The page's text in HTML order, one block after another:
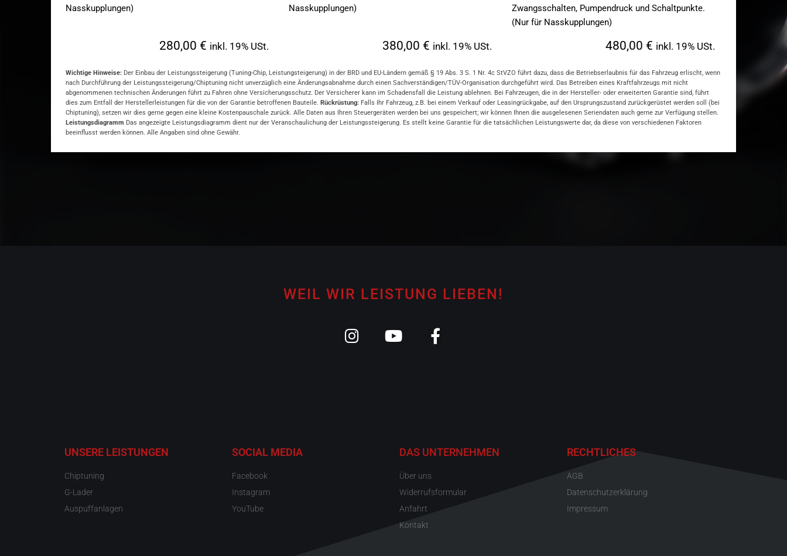
Nasskupplungen)
280,00 € inkl. 19% USt.
Nasskupplungen)
380,00 € inkl. 19% USt.
Zwangsschalten, Pumpendruck und Schaltpunkte.
(Nur für Nasskupplungen)
480,00 € inkl. 19% USt.
Wichtige Hinweise: Der Einbau der Leistungssteigerung (Tuning-Chip, Leistungsteigerung) in der BRD und EU-Ländern gemäß § 19 Abs. 3 S. 1 Nr. 4c StVZO führt dazu, dass die Betriebserlaubnis für das Fahrzeug erlischt, wenn
nach Durchführung der Leistungssteigerung/Chiptuning nicht unverzüglich eine Änderungsabnahme durch einen Sachverständigen/TÜV-Organisation durchgeführt wird. Das Betreiben eines Kraftfahrzeugs mit nicht
abgenommenen technischen Änderungen führt zu Fahren ohne Versicherungsschutz. Der Versicherer kann im Schadensfall die Leistung ablehnen. Bei Fahrzeugen, die in der Hersteller- oder erweiterten Garantie sind, führt
dies zum Entfall der Herstellerleistungen für die von der Garantie betroffenen Bauteile. Rückrüstung: Falls Ihr Fahrzeug, z.B. bei einem Verkauf oder Leasingrückgabe, auf den Ursprungszustand zurückgerüstet werden soll (bei
Chiptuning), setzen wir dies gerne gegen eine kleine Kostenpauschale zurück. Alle Daten aus Ihren Steuergeräten werden bei uns gespeichert; wir können Ihnen die ausgelesenen Seriendaten auch gerne zur Verfügung stellen.
Leistungsdiagramm Das angezeigte Leistungsdiagramm dient nur der Veranschaulichung der Leistungssteigerung. Es stellt keine Garantie für die tatsächlichen Leistungswerte dar, da diese von verschiedenen Faktoren
beeinflusst werden können. Alle Angaben sind ohne Gewähr.
WEIL WIR LEISTUNG LIEBEN!
UNSERE LEISTUNGEN
Chiptuning
G-Lader
Auspuffanlagen
SOCIAL MEDIA
Facebook
Instagram
YouTube
DAS UNTERNEHMEN
Über uns
Widerrufsformular
Anfahrt
Kontakt
RECHTLICHES
AGB
Datenschutzerklärung
Impressum